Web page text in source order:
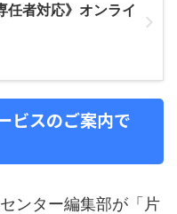
任者対応》オンライ
ビスのご案内で
ンター編集部が「片